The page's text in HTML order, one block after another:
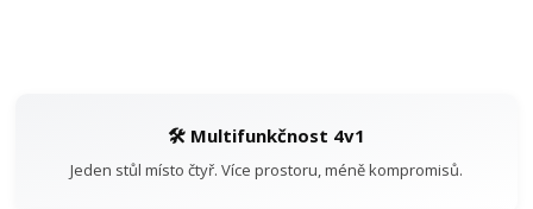
🛠️ Multifunkčnost 4v1
Jeden stůl místo čtyř. Více prostoru, méně kompromisů.